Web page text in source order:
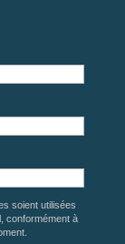
soient utilisées
conformément à